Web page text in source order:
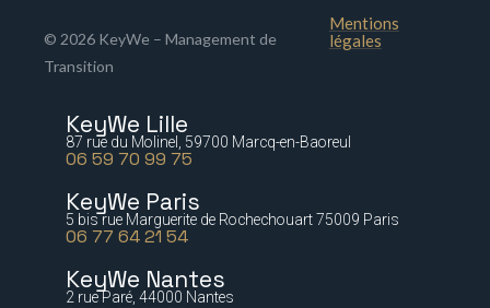
© 2026 KeyWe – Management de
Transition
Mentions
légales
KeyWe Lille
87 rue du Molinel, 59700 Marcq-en-Baoreul
06 59 70 99 75
KeyWe Paris
5 bis rue Marguerite de Rochechouart 75009 Paris
06 77 64 21 54
KeyWe Nantes
2 rue Paré, 44000 Nantes